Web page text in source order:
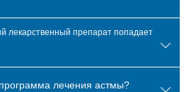
лекарственный препарат попадает
лечения астмы?